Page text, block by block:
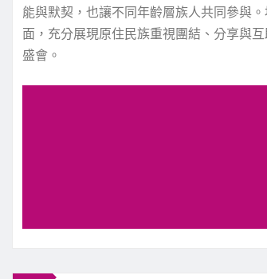
能與默契，也讓不同年齡層族人共同參與
面，充分展現原住民族重視團結、分享與
盛會。